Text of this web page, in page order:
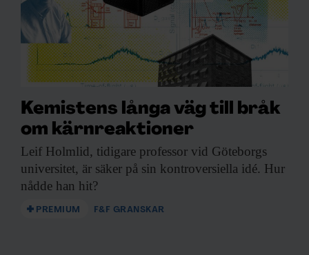
Kemistens långa väg till bråk
om kärnreaktioner
Leif Holmlid, tidigare professor vid Göteborgs
universitet, är säker på sin kontroversiella idé. Hur
nådde han hit?
PREMIUM F&F GRANSKAR